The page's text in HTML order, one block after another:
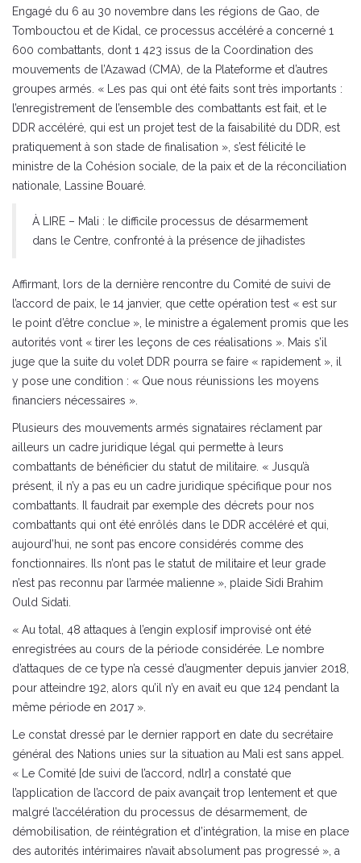
Engagé du 6 au 30 novembre dans les régions de Gao, de
Tombouctou et de Kidal, ce processus accéléré a concerné 1
600 combattants, dont 1 423 issus de la Coordination des
mouvements de l’Azawad (CMA), de la Plateforme et d’autres
groupes armés. « Les pas qui ont été faits sont très importants :
l’enregistrement de l’ensemble des combattants est fait, et le
DDR accéléré, qui est un projet test de la faisabilité du DDR, est
pratiquement à son stade de finalisation », s’est félicité le
ministre de la Cohésion sociale, de la paix et de la réconciliation
nationale, Lassine Bouaré.
À LIRE – Mali : le difficile processus de désarmement
dans le Centre, confronté à la présence de jihadistes
Affirmant, lors de la dernière rencontre du Comité de suivi de
l’accord de paix, le 14 janvier, que cette opération test « est sur
le point d’être conclue », le ministre a également promis que les
autorités vont « tirer les leçons de ces réalisations ». Mais s’il
juge que la suite du volet DDR pourra se faire « rapidement », il
y pose une condition : « Que nous réunissions les moyens
financiers nécessaires ».
Plusieurs des mouvements armés signataires réclament par
ailleurs un cadre juridique légal qui permette à leurs
combattants de bénéficier du statut de militaire. « Jusqu’à
présent, il n’y a pas eu un cadre juridique spécifique pour nos
combattants. Il faudrait par exemple des décrets pour nos
combattants qui ont été enrôlés dans le DDR accéléré et qui,
aujourd’hui, ne sont pas encore considérés comme des
fonctionnaires. Ils n’ont pas le statut de militaire et leur grade
n’est pas reconnu par l’armée malienne », plaide Sidi Brahim
Ould Sidati.
« Au total, 48 attaques à l’engin explosif improvisé ont été
enregistrées au cours de la période considérée. Le nombre
d’attaques de ce type n’a cessé d’augmenter depuis janvier 2018,
pour atteindre 192, alors qu’il n’y en avait eu que 124 pendant la
même période en 2017 ».
Le constat dressé par le dernier rapport en date du secrétaire
général des Nations unies sur la situation au Mali est sans appel.
« Le Comité [de suivi de l’accord, ndlr] a constaté que
l’application de l’accord de paix avançait trop lentement et que
malgré l’accélération du processus de désarmement, de
démobilisation, de réintégration et d’intégration, la mise en place
des autorités intérimaires n’avait absolument pas progressé », a